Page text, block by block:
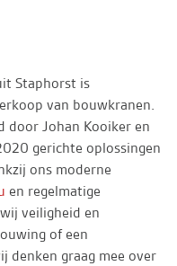
Staphorst is
van bouwkranen.
door Johan Kooiker en
gerichte oplossingen
ons moderne
en regelmatige
veiligheid en
of een
denken graag mee over